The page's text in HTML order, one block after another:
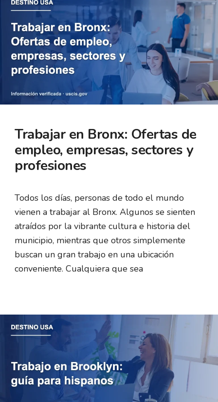
Trabajar en Bronx: Ofertas de
empleo, empresas, sectores y
profesiones
Todos los días, personas de todo el mundo
vienen a trabajar al Bronx. Algunos se sienten
atraídos por la vibrante cultura e historia del
municipio, mientras que otros simplemente
buscan un gran trabajo en una ubicación
conveniente. Cualquiera que sea